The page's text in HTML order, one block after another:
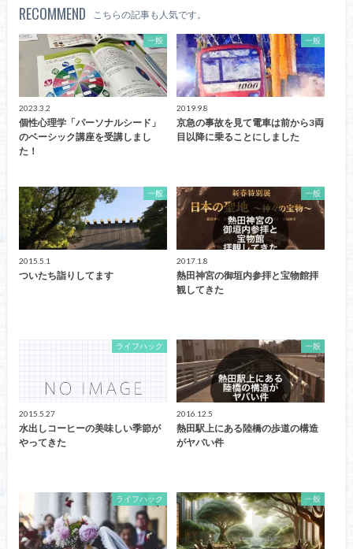
RECOMMEND こちらの記事も人気です。
一般
2023.3.2
個性心理学「パーソナルシード」
のベーシック講座を受講しまし
た！
一般
2019.9.8
京急の事故を見て電車は前から3両
目以降に乗ることにしました
一般
2015.5.1
ついたち詣りしてます
一般
2017.1.8
熱田神宮の御垣内参拝と宝物館拝
観してきた
ライフハック
2015.5.27
水出しコーヒーの美味しい季節が
やってきた
一般
2016.12.5
熱田駅上にある陸橋の歩道の構造
がヤバい件
ライフハック 一般